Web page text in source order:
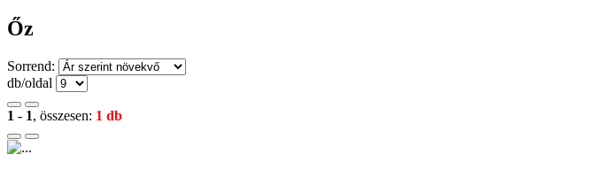
Őz
Sorrend:
db/oldal
1 - 1, összesen: 1 db